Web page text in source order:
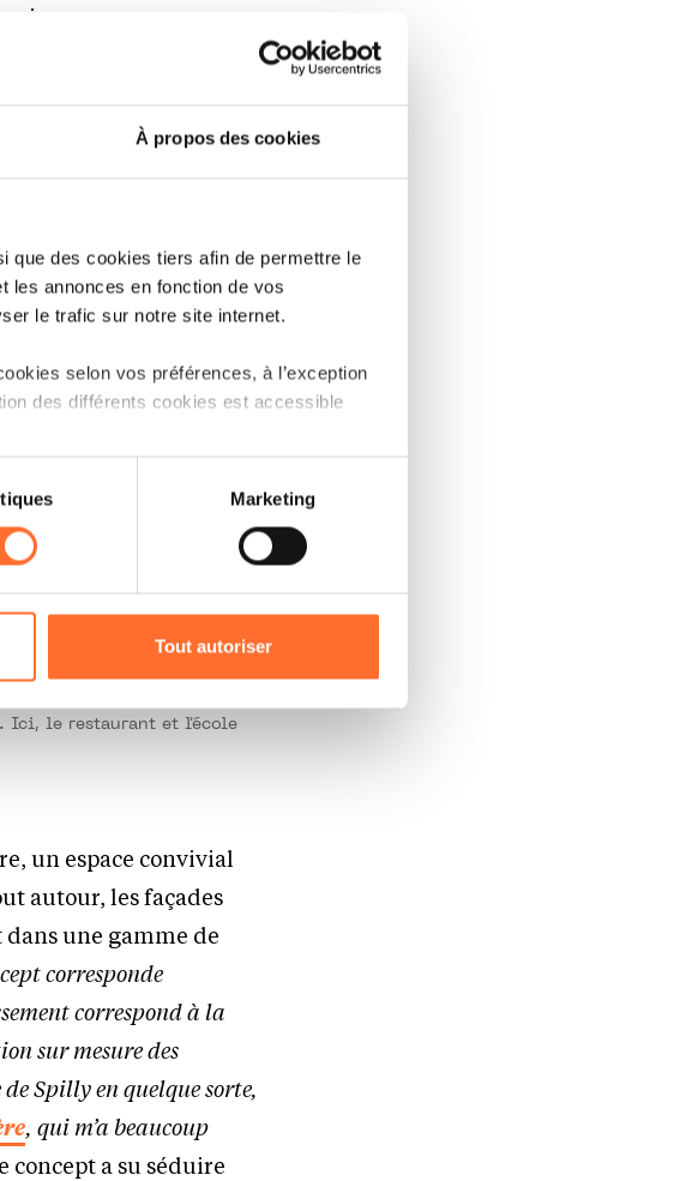
À propos des cookies
que des cookies tiers afin de permettre le
les annonces en fonction de vos
le trafic sur notre site internet.
selon vos préférences, à l’exception
des différents cookies est accessible
de vidéos, partage sur les réseaux
du site) peuvent être affectées en
et sommes amenés à traiter vos données
Politique de protection des données
Marketing
Tout autoriser
Ici, le restaurant et l'école
un espace convivial
autour, les façades
une gamme de
corresponde
correspond à la
sur mesure des
Spilly en quelque sorte,
, qui m’a beaucoup
concept a su séduire